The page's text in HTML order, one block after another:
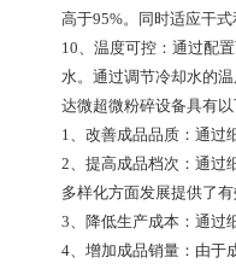
高于95%。同时适应干
10、温度可控：通过配
水。通过调节冷却水的
达微超微粉碎设备具有
1、改善成品品质：通过
2、提高成品档次：通过
多样化方面发展提供了
3、降低生产成本：通过
4、增加成品销量：由于